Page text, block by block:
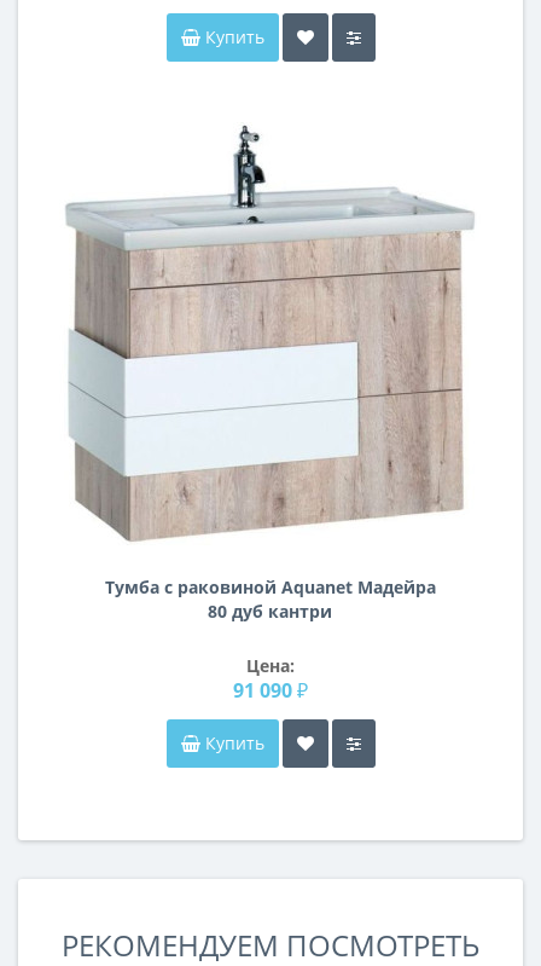
Купить
Тумба с раковиной Aquanet Мадейра
80 дуб кантри
Цена:
91 090 ₽
Купить
РЕКОМЕНДУЕМ ПОСМОТРЕТЬ